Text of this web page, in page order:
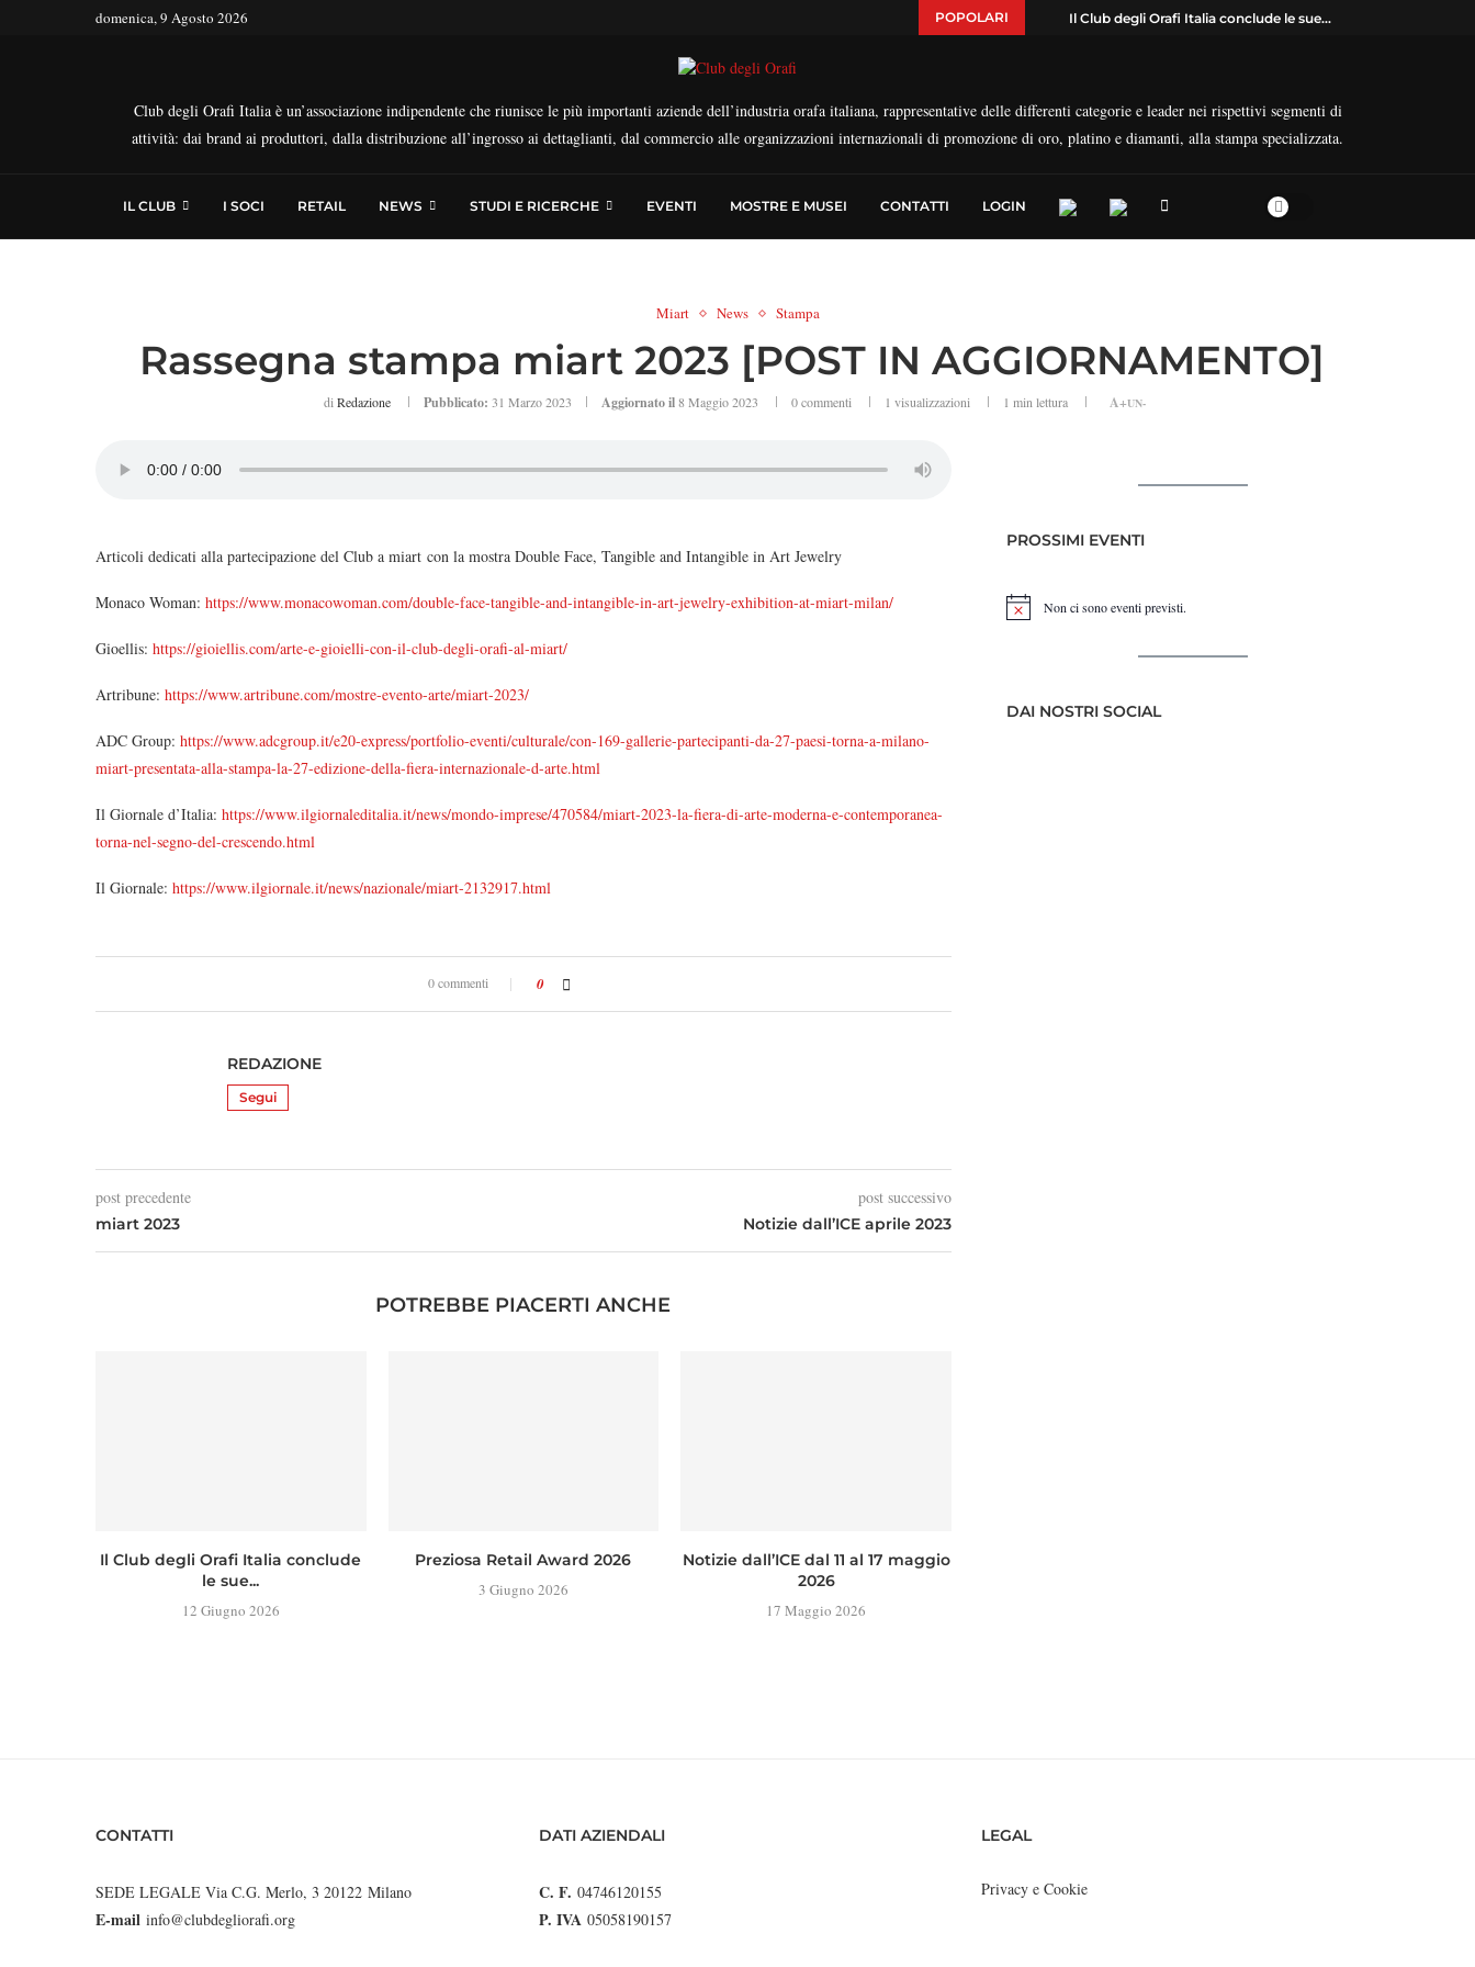
domenica, 9 Agosto 2026 POPOLARI Il Club degli Orafi Italia conclude le sue...
Club degli Orafi Italia è un’associazione indipendente che riunisce le più importanti aziende dell’industria orafa italiana, rappresentative delle differenti categorie e leader nei rispettivi segmenti di
attività: dai brand ai produttori, dalla distribuzione all’ingrosso ai dettaglianti, dal commercio alle organizzazioni internazionali di promozione di oro, platino e diamanti, alla stampa specializzata.
IL CLUB I SOCI RETAIL NEWS STUDI E RICERCHE EVENTI MOSTRE E MUSEI CONTATTI LOGIN
Miart News Stampa
Rassegna stampa miart 2023 [POST IN AGGIORNAMENTO]
di Redazione Pubblicato: 31 Marzo 2023 Aggiornato il8 Maggio 2023 0 commenti 1 visualizzazioni 1 min lettura A+UN-
Articoli dedicati alla partecipazione del Club a miart con la mostra Double Face, Tangible and Intangible in Art Jewelry
Monaco Woman: https://www.monacowoman.com/double-face-tangible-and-intangible-in-art-jewelry-exhibition-at-miart-milan/
Gioellis: https://gioiellis.com/arte-e-gioielli-con-il-club-degli-orafi-al-miart/
Artribune: https://www.artribune.com/mostre-evento-arte/miart-2023/
ADC Group: https://www.adcgroup.it/e20-express/portfolio-eventi/culturale/con-169-gallerie-partecipanti-da-27-paesi-torna-a-milano-
miart-presentata-alla-stampa-la-27-edizione-della-fiera-internazionale-d-arte.html
Il Giornale d’Italia: https://www.ilgiornaleditalia.it/news/mondo-imprese/470584/miart-2023-la-fiera-di-arte-moderna-e-contemporanea-
torna-nel-segno-del-crescendo.html
Il Giornale: https://www.ilgiornale.it/news/nazionale/miart-2132917.html
0 commenti 0
REDAZIONE
Segui
post precedente
miart 2023
post successivo
Notizie dall’ICE aprile 2023
POTREBBE PIACERTI ANCHE
Il Club degli Orafi Italia conclude
le sue...
12 Giugno 2026
Preziosa Retail Award 2026
3 Giugno 2026
Notizie dall’ICE dal 11 al 17 maggio
2026
17 Maggio 2026
PROSSIMI EVENTI
Notice Non ci sono eventi previsti.
DAI NOSTRI SOCIAL
CONTATTI
SEDE LEGALE Via C.G. Merlo, 3 20122 Milano
E-mail info@clubdegliorafi.org
DATI AZIENDALI
C. F. 04746120155
P. IVA05058190157
LEGAL
Privacy e Cookie